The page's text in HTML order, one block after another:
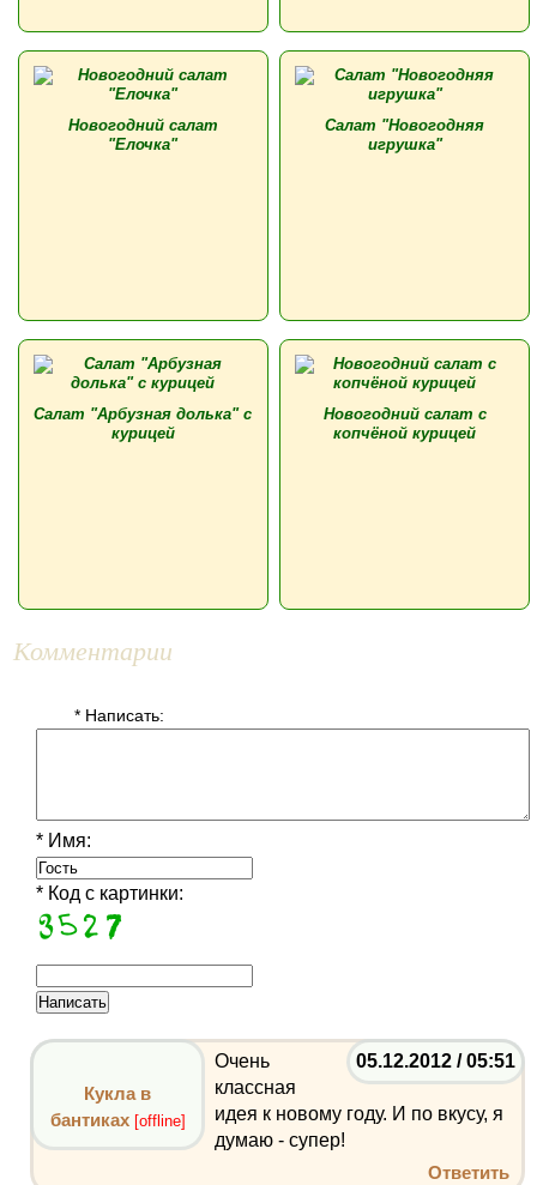
Новогодний салат
"Елочка"
Салат "Новогодняя
игрушка"
Салат "Арбузная долька" с
курицей
Новогодний салат с
копчёной курицей
Комментарии
* Написать:
* Имя:
* Код с картинки:
05.12.2012 / 05:51
Кукла в
бантиках [offline]
Очень
классная
идея к новому году. И по вкусу, я
думаю - супер!
Ответить